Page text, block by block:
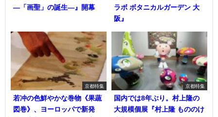
―「画聖」の誕生―』開幕
ラボ ボタニカルガーデン 大
阪』
京都特集
若冲の色鮮やかな巻物《果蔬
図巻》、ヨーロッパで新発
京都特集
国内では8年ぶり。村上隆の
大規模個展『村上隆 もののけ